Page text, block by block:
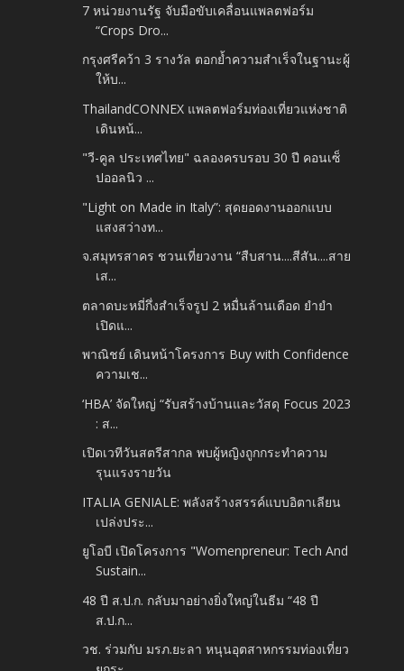
7 หน่วยงานรัฐ จับมือขับเคลื่อนแพลตฟอร์ม
“Crops Dro...
กรุงศรีคว้า 3 รางวัล ตอกย้ำความสำเร็จในฐานะผู้
ให้บ...
ThailandCONNEX แพลตฟอร์มท่องเที่ยวแห่งชาติ
เดินหน้...
"วี-คูล ประเทศไทย" ฉลองครบรอบ 30 ปี คอนเซ็
ปออลนิว ...
"Light on Made in Italy”: สุดยอดงานออกแบบ
แสงสว่างท...
จ.สมุทรสาคร ชวนเที่ยวงาน “สืบสาน....สีสัน....สาย
เส...
ตลาดบะหมี่กึ่งสำเร็จรูป 2 หมื่นล้านเดือด ยำยำ
เปิดแ...
พาณิชย์ เดินหน้าโครงการ Buy with Confidence
ความเช...
‘HBA’ จัดใหญ่ “รับสร้างบ้านและวัสดุ Focus 2023
: ส...
เปิดเวทีวันสตรีสากล พบผู้หญิงถูกกระทำความ
รุนแรงรายวัน
ITALIA GENIALE: พลังสร้างสรรค์แบบอิตาเลียน
เปล่งประ...
ยูโอบี เปิดโครงการ "Womenpreneur: Tech And
Sustain...
48 ปี ส.ป.ก. กลับมาอย่างยิ่งใหญ่ในธีม “48 ปี
ส.ป.ก...
วช. ร่วมกับ มรภ.ยะลา หนุนอุตสาหกรรมท่องเที่ยว